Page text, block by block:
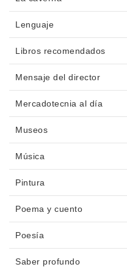
Lenguaje
Libros recomendados
Mensaje del director
Mercadotecnia al día
Museos
Música
Pintura
Poema y cuento
Poesía
Saber profundo